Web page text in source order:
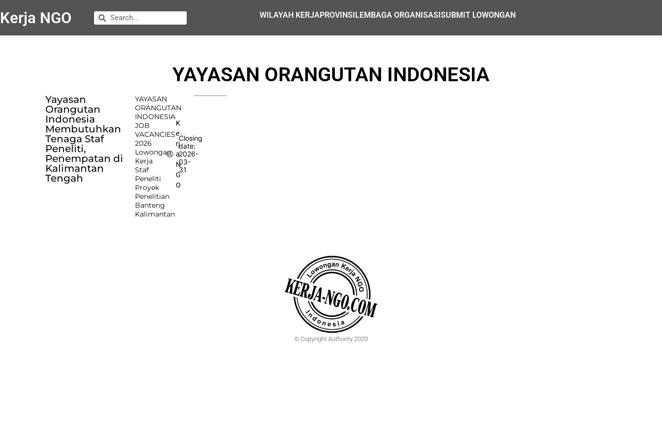
Kerja NGO WILAYAH KERJAPROVINSILEMBAGA ORGANISASISUBMIT LOWONGAN
YAYASAN ORANGUTAN INDONESIA
Yayasan
Orangutan
Indonesia
Membutuhkan
Tenaga Staf
Peneliti,
Penempatan di
Kalimantan
Tengah
YAYASAN
ORANGUTAN
INDONESIA
JOB
VACANCIES
2026
Lowongan
Kerja
Staf
Peneliti
Proyek
Penelitian
Banteng
Kalimantan
K
e
rj
a
N
G
O
Closing
date:
2026-
03-
31
© Copyright Authority 2020